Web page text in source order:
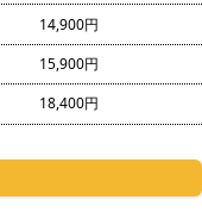
14,900円
15,900円
18,400円